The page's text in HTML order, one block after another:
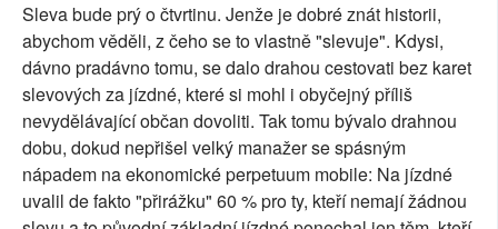
Sleva bude prý o čtvrtinu. Jenže je dobré znát historii,
abychom věděli, z čeho se to vlastně "slevuje". Kdysi,
dávno pradávno tomu, se dalo drahou cestovati bez karet
slevových za jízdné, které si mohl i obyčejný příliš
nevydělávající občan dovoliti. Tak tomu bývalo drahnou
dobu, dokud nepřišel velký manažer se spásným
nápadem na ekonomické perpetuum mobile: Na jízdné
uvalil de fakto "přirážku" 60 % pro ty, kteří nemají žádnou